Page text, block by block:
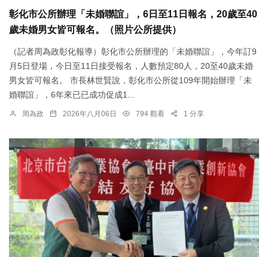
彰化市公所辦理「未婚聯誼」，6日至11日報名，20歲至40
歲未婚男女皆可報名。（照片公所提供）
（記者周為政彰化報導）彰化市公所辦理的「未婚聯誼」，今年訂9
月5日登場，今日至11日接受報名，人數預定80人，20至40歲未婚
男女皆可報名。 市長林世賢說，彰化市公所從109年開始辦理「未
婚聯誼」，6年來已已成功促成1...
周為政 2026年八月06日 794 觀看 1 分享